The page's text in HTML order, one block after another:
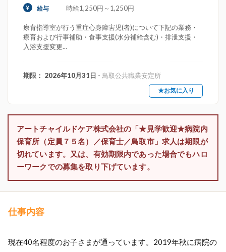
給与 時給1,250円～1,250円
療育指導室が行う重症心身障害児(者)について下記の業務・
療育および行事補助・食事支援(水分補給含む)・排泄支援・
入浴支援変更...
期限： 2026年10月31日 - 鳥取公共職業安定所
★お気に入り
アートチャイルドケア株式会社の「★見学歓迎★病院内
保育所（定員７５名）／保育士／鳥取市」求人は期限が
切れています。又は、有効期限内であった場合でもハロ
ーワークでの募集を取り下げています。
仕事内容
現在40名程度のお子さまが通っています。2019年秋に病院の